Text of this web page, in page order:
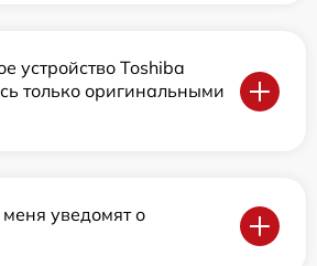
устройство Toshiba
только оригинальными
уведомят о